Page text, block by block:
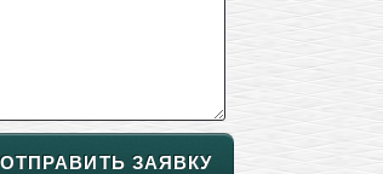
ОТПРАВИТЬ ЗАЯВКУ